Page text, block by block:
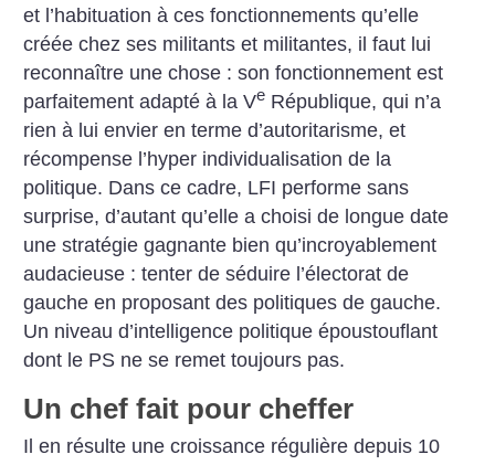
et l’habituation à ces fonctionnements qu’elle
créée chez ses militants et militantes, il faut lui
reconnaître une chose : son fonctionnement est
parfaitement adapté à la Ve République, qui n’a
rien à lui envier en terme d’autoritarisme, et
récompense l’hyper individualisation de la
politique. Dans ce cadre, LFI performe sans
surprise, d’autant qu’elle a choisi de longue date
une stratégie gagnante bien qu’incroyablement
audacieuse : tenter de séduire l’électorat de
gauche en proposant des politiques de gauche.
Un niveau d’intelligence politique époustouflant
dont le PS ne se remet toujours pas.
Un chef fait pour cheffer
Il en résulte une croissance régulière depuis 10